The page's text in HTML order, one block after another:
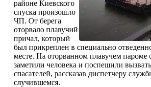
районе Киевского
спуска произошло
ЧП. От берега
оторвало плавучий
причал, который
был прикреплен в специально
месте. На оторванном плавучем пароме
заметили человека и поспешили
спасателей, рассказав диспетчеру
случившемся.